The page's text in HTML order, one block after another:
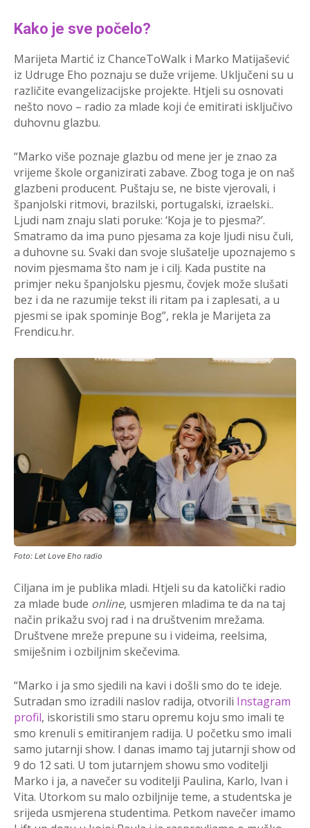
Kako je sve počelo?
Marijeta Martić iz ChanceToWalk i Marko Matijašević
iz Udruge Eho poznaju se duže vrijeme. Uključeni su u
različite evangelizacijske projekte. Htjeli su osnovati
nešto novo – radio za mlade koji će emitirati isključivo
duhovnu glazbu.
“Marko više poznaje glazbu od mene jer je znao za
vrijeme škole organizirati zabave. Zbog toga je on naš
glazbeni producent. Puštaju se, ne biste vjerovali, i
španjolski ritmovi, brazilski, portugalski, izraelski..
Ljudi nam znaju slati poruke: ‘Koja je to pjesma?’.
Smatramo da ima puno pjesama za koje ljudi nisu čuli,
a duhovne su. Svaki dan svoje slušatelje upoznajemo s
novim pjesmama što nam je i cilj. Kada pustite na
primjer neku španjolsku pjesmu, čovjek može slušati
bez i da ne razumije tekst ili ritam pa i zaplesati, a u
pjesmi se ipak spominje Bog”, rekla je Marijeta za
Frendicu.hr.
Foto: Let Love Eho radio
Ciljana im je publika mladi. Htjeli su da katolički radio
za mlade bude online, usmjeren mladima te da na taj
način prikažu svoj rad i na društvenim mrežama.
Društvene mreže prepune su i videima, reelsima,
smiješnim i ozbiljnim skečevima.
“Marko i ja smo sjedili na kavi i došli smo do te ideje.
Sutradan smo izradili naslov radija, otvorili Instagram
profil, iskoristili smo staru opremu koju smo imali te
smo krenuli s emitiranjem radija. U početku smo imali
samo jutarnji show. I danas imamo taj jutarnji show od
9 do 12 sati. U tom jutarnjem showu smo voditelji
Marko i ja, a navečer su voditelji Paulina, Karlo, Ivan i
Vita. Utorkom su malo ozbiljnije teme, a studentska je
srijeda usmjerena studentima. Petkom navečer imamo